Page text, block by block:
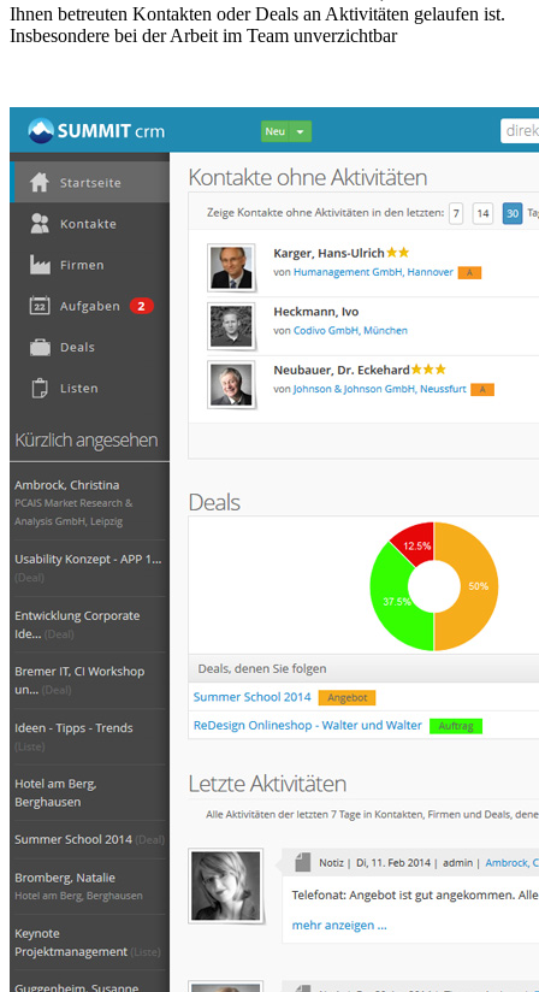
Ihnen betreuten Kontakten oder Deals an Aktivitäten gelaufen ist.
Insbesondere bei der Arbeit im Team unverzichtbar